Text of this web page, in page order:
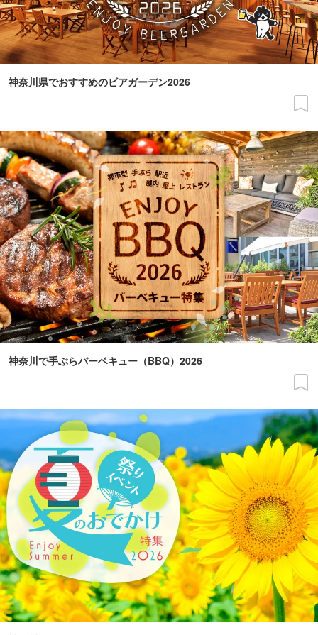
神奈川県でおすすめのビアガーデン2026
神奈川で手ぶらバーベキュー（BBQ）2026